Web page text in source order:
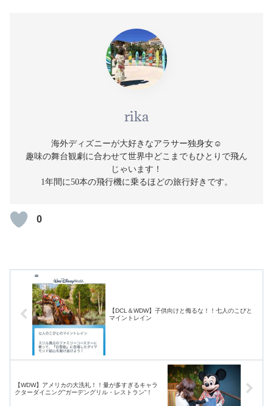
rika
海外ディズニーが大好きなアラサー独身女☺️
趣味の舞台観劇に合わせて世界中どこまでもひとりで飛ん
じゃいます！
1年間に50本の飛行機に乗るほどの旅行好きです。
0
【DCL＆WDW】子供向けと侮るな！！七人のこびと
マイントレイン
【WDW】アメリカの大洗礼！！量が多すぎるキャラ
クターダイニング”ガーデングリル・レストラン”！